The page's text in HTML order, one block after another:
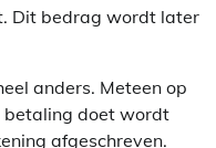
Dit bedrag wordt later
anders. Meteen op
betaling doet wordt
afgeschreven.